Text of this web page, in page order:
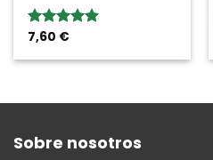
Valoración:
5
7,60 €
Sobre nosotros